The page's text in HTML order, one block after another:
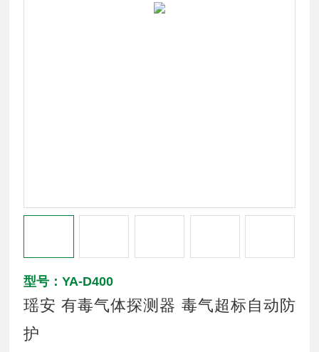
型号：YA-D400
瑶安 有毒气体探测器 毒气超标自动防
护